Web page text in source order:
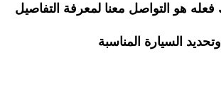
هو التواصل معنا لمعرفة التفاصيل
وتحديد السيارة المناسبة